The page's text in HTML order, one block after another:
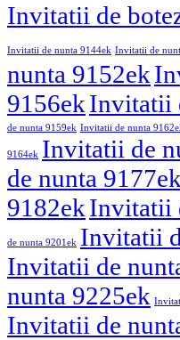
Invitatii de
Invitatii de nunta 9144ek Invitatii de
nunta 9152ek
9156ekInvitatii
de nunta 9159ek Invitatii de nunta
9164ek Invitatii de
de nunta 9177ek
9182ekInvitatii
de nunta 9201ek Invitatii
Invitatii de
nunta 9225ek
Invitatii de